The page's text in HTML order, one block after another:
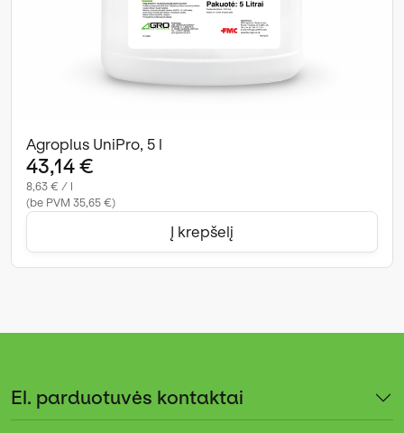
Agroplus UniPro, 5 l
43,14 €
8,63 € / l
(be PVM 35,65 €)
Į krepšelį
El. parduotuvės kontaktai